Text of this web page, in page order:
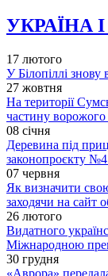
УКРАЇНА
17 лютого
У Білопіллі знову
27 жовтня
На території
частину
08 січня
Деревина під
законопроєкту
07 червня
Як визначити
заходячи на сайт
26 лютого
Видатного
Міжнародною
30 грудня